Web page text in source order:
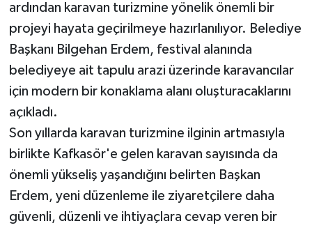
ardından karavan turizmine yönelik önemli bir
projeyi hayata geçirilmeye hazırlanılıyor. Belediye
Başkanı Bilgehan Erdem, festival alanında
belediyeye ait tapulu arazi üzerinde karavancılar
için modern bir konaklama alanı oluşturacaklarını
açıkladı.
Son yıllarda karavan turizmine ilginin artmasıyla
birlikte Kafkasör'e gelen karavan sayısında da
önemli yükseliş yaşandığını belirten Başkan
Erdem, yeni düzenleme ile ziyaretçilere daha
güvenli, düzenli ve ihtiyaçlara cevap veren bir